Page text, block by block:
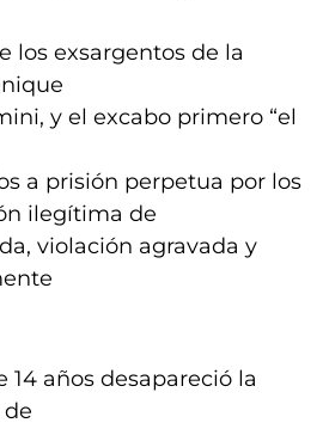
los exsargentos de la
y el excabo primero “el
a prisión perpetua por los
ilegítima de
violación agravada y
14 años desapareció la